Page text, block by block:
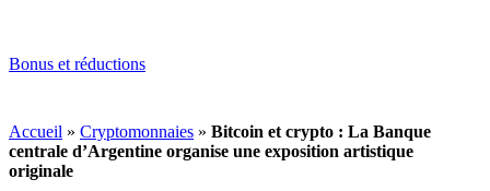
Bonus et réductions
Accueil » Cryptomonnaies » Bitcoin et crypto : La Banque
centrale d’Argentine organise une exposition artistique
originale